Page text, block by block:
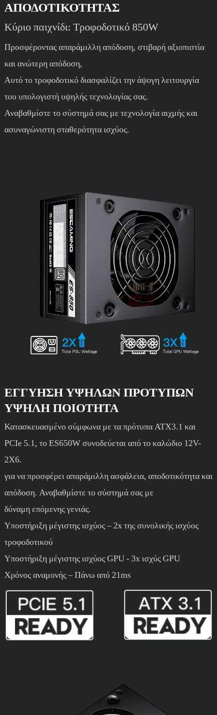
ΑΠΟΔΟΤΙΚΌΤΗΤΑΣ
Κύριο παιχνίδι: Τροφοδοτικό 850W
Προσφέροντας απαράμιλλη απόδοση, στιβαρή αξιοπιστία
και ανώτερη απόδοση,
Αυτό το τροφοδοτικό διασφαλίζει την άψογη λειτουργία
του υπολογιστή υψηλής τεχνολογίας σας.
Αναβαθμίστε το σύστημά σας με τεχνολογία αιχμής και
ασυναγώνιστη σταθερότητα ισχύος.
ΕΓΓΎΗΣΗ ΥΨΗΛΏΝ ΠΡΟΤΎΠΩΝ
ΥΨΗΛΉ ΠΟΙΌΤΗΤΑ
Κατασκευασμένο σύμφωνα με τα πρότυπα ATX3.1 και
PCIe 5.1, το ES650W συνοδεύεται από το καλώδιο 12V-
2X6.
για να προσφέρει απαράμιλλη ασφάλεια, αποδοτικότητα και
απόδοση. Αναβαθμίστε το σύστημά σας με
δύναμη επόμενης γενιάς.
Υποστήριξη μέγιστης ισχύος – 2x της συνολικής ισχύος
τροφοδοτικού
Υποστήριξη μέγιστης ισχύος GPU - 3x ισχύς GPU
Χρόνος αναμονής – Πάνω από 21ms